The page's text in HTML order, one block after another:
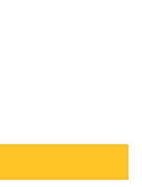
cấp 00)